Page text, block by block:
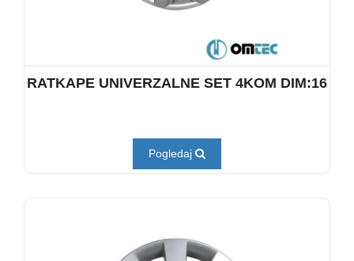
RATKAPE UNIVERZALNE SET 4KOM DIM:16
Pogledaj